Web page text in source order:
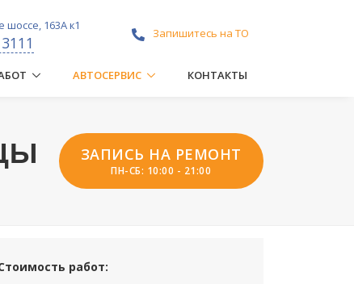
163А к1
Запишитесь на ТО
АВТОСЕРВИС КОНТАКТЫ
ЗАПИСЬ НА РЕМОНТ
ПН-СБ: 10:00 - 21:00
работ: